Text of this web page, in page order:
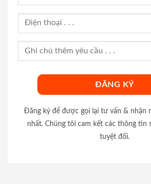
Đăng ký để được gọi lại tư vấn & nhận
nhất. Chúng tôi cam kết các thông tin
tuyệt đối.